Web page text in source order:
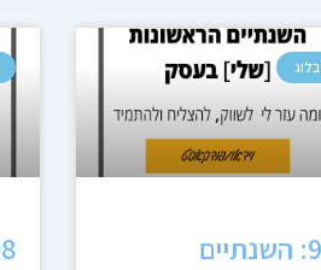
בלוג
99: השנתיים